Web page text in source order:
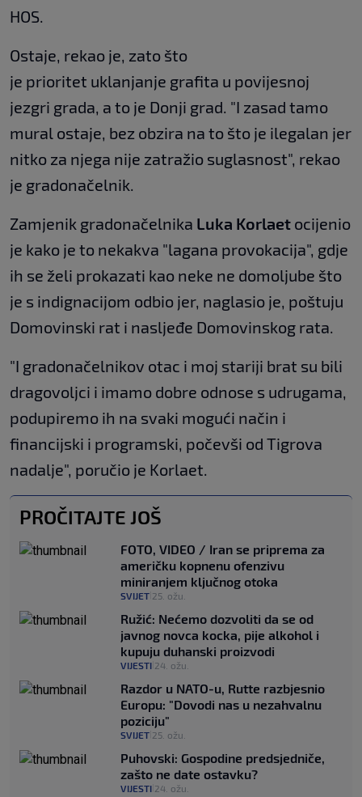
HOS.
Ostaje, rekao je, zato što
je prioritet uklanjanje grafita u povijesnoj
jezgri grada, a to je Donji grad. "I zasad tamo
mural ostaje, bez obzira na to što je ilegalan jer
nitko za njega nije zatražio suglasnost", rekao
je gradonačelnik.
Zamjenik gradonačelnika Luka Korlaet ocijenio
je kako je to nekakva "lagana provokacija", gdje
ih se želi prokazati kao neke ne domoljube što
je s indignacijom odbio jer, naglasio je, poštuju
Domovinski rat i nasljeđe Domovinskog rata.
"I gradonačelnikov otac i moj stariji brat su bili
dragovoljci i imamo dobre odnose s udrugama,
podupiremo ih na svaki mogući način i
financijski i programski, počevši od Tigrova
nadalje", poručio je Korlaet.
PROČITAJTE JOŠ
FOTO, VIDEO / Iran se priprema za
američku kopnenu ofenzivu
miniranjem ključnog otoka
SVIJET 25. ožu.
Ružić: Nećemo dozvoliti da se od
javnog novca kocka, pije alkohol i
kupuju duhanski proizvodi
VIJESTI 24. ožu.
Razdor u NATO-u, Rutte razbjesnio
Europu: "Dovodi nas u nezahvalnu
poziciju"
SVIJET 25. ožu.
Puhovski: Gospodine predsjedniče,
zašto ne date ostavku?
VIJESTI 24. ožu.